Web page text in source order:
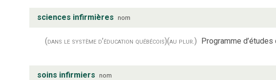
sciences infirmières nom
(dans le système d’éducation québécois)(au plur.) Programme
soins infirmiers nom